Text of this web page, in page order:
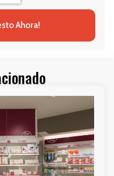
Ahora!